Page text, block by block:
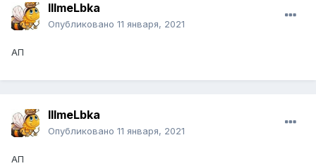
IIImeLbka
Опубликовано 11 января, 2021
АП
IIImeLbka
Опубликовано 11 января, 2021
АП